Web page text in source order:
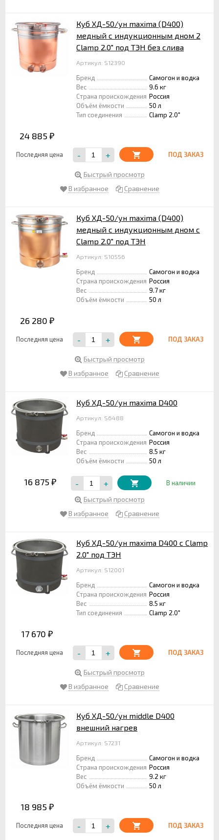
Куб ХД-50/ун maxima (D400)
медный с индукционным дном 2
Clamp 2.0" под ТЭН без слива
Артикул: S12390
Бренд
Самогон и водка
Вес
9.6 кг
Страна происхождения Россия
Объём ёмкости
50 л
Тип соединения
Clamp 2.0"
24 885 ₽
Последняя цена - + ПОД ЗАКАЗ
Быстрый просмотр
В избранное
Сравнение
Куб ХД-50/ун maxima (D400)
медный с индукционным дном с
Clamp 2.0" под ТЭН
Артикул: S10556
Бренд
Самогон и водка
Страна происхождения Россия
Вес
9.7 кг
Объём ёмкости
50 л
26 280 ₽
Последняя цена - + ПОД ЗАКАЗ
Быстрый просмотр
В избранное
Сравнение
Куб ХД-50/ун maxima D400
Артикул: S6488
Бренд
Самогон и водка
Страна происхождения Россия
Вес
8.5 кг
Объём ёмкости
50 л
16 875 ₽ - + В наличии
Быстрый просмотр
В избранное
Сравнение
Куб ХД-50/ун maxima D400 с Clamp
2.0" под ТЭН
Артикул: S12001
Бренд
Самогон и водка
Страна происхождения Россия
Вес
8.5 кг
Тип соединения
Clamp 2.0"
17 670 ₽
Последняя цена - + ПОД ЗАКАЗ
Быстрый просмотр
В избранное
Сравнение
Куб ХД-50/ун middle D400
внешний нагрев
Артикул: S7231
Бренд
Самогон и водка
Страна происхождения Россия
Вес
9.2 кг
Объём ёмкости
50 л
18 985 ₽
Последняя цена - + ПОД ЗАКАЗ